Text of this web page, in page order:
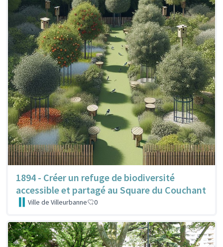
1894 - Créer un refuge de biodiversité
accessible et partagé au Square du Couchant
Ville de Villeurbanne 0